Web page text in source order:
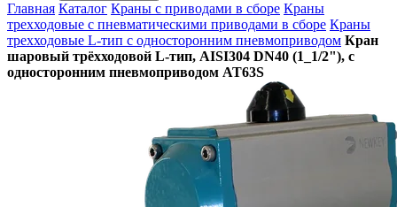
Главная Каталог Краны с приводами в сборе Краны
трехходовые с пневматическими приводами в сборе Краны
трехходовые L-тип с односторонним пневмоприводом Кран
шаровый трёхходовой L-тип, AISI304 DN40 (1_1/2"), с
односторонним пневмоприводом AT63S